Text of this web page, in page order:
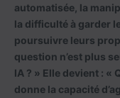
automatisée, la
la difficulté à garder
poursuivre leurs
question n’est plus
IA ? » Elle devient : «
donne la capacité